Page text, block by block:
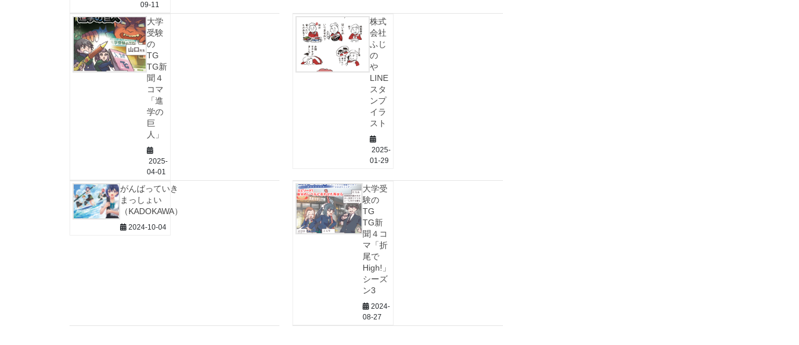
09-11
大学
受験
の
TG
TG新
聞４
コマ
「進
学の
巨
人」
2025-
04-01
株式
会社
ふじ
の
や
LINE
スタ
ンプ
イラ
スト
2025-
01-29
がんばっていき
まっしょい
（KADOKAWA）
2024-10-04
大学受
験の
TG
TG新
聞４コ
マ「折
尾で
High!」
シーズ
ン3
2024-
08-27